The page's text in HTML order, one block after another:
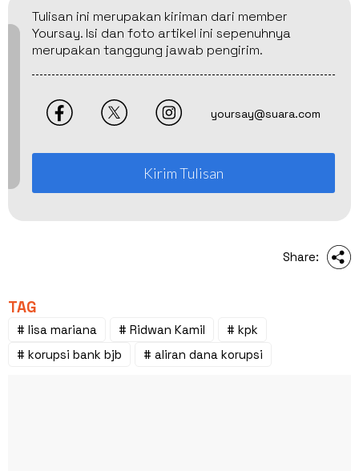
Tulisan ini merupakan kiriman dari member
Yoursay. Isi dan foto artikel ini sepenuhnya
merupakan tanggung jawab pengirim.
yoursay@suara.com
Kirim Tulisan
Share:
TAG
# lisa mariana # Ridwan Kamil
# kpk
# korupsi bank bjb
# aliran dana korupsi